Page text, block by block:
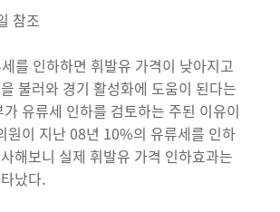
참조
를 인하하면 휘발유 가격이 낮아지고
불러와 경기 활성화에 도움이 된다는
유류세 인하를 검토하는 주된 이유이
원이 지난 08년 10%의 유류세를 인하
해보니 실제 휘발유 가격 인하효과는
났다.